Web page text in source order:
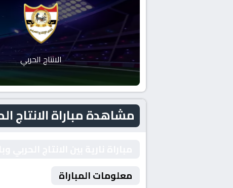
الانتاج الحربي
مشاهدة مباراة الانتاج الحربي و
معلومات المباراة